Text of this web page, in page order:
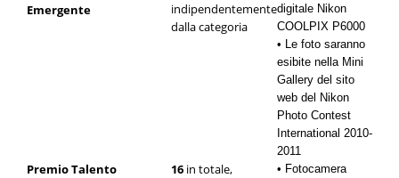
Emergente
indipendentemente
dalla categoria
digitale Nikon
COOLPIX P6000
• Le foto saranno
esibite nella Mini
Gallery del sito
web del Nikon
Photo Contest
International 2010-
2011
Premio Talento
16 in totale,
• Fotocamera